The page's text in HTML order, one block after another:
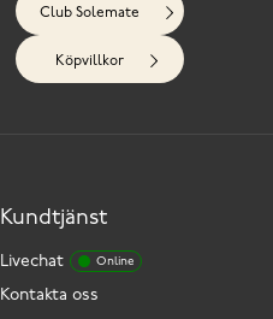
Club Solemate
Köpvillkor
Kundtjänst
Livechat Online
Kontakta oss